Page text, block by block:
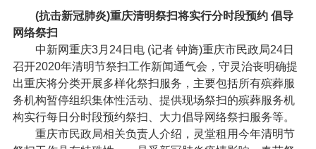
(抗击新冠肺炎)重庆清明祭扫将实行分时段预约 倡导
网络祭扫
中新网重庆3月24日电 (记者 钟旖)重庆市民政局24日
召开2020年清明节祭扫工作新闻通气会，守灵治丧明确提
出重庆将分类开展多样化祭扫服务，主要包括所有殡葬服
务机构暂停组织集体性活动、提供现场祭扫的殡葬服务机
构实行每日分时段预约祭扫、大力倡导网络祭扫服务等。
重庆市民政局相关负责人介绍，灵堂租用今年清明节